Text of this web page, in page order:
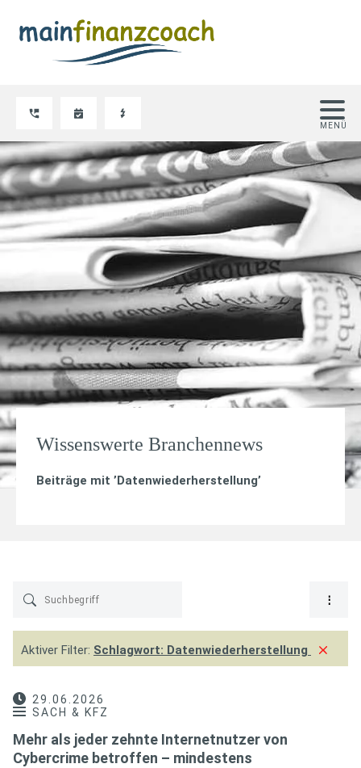
Wissenswerte Branchennews
Beiträge mit ’Datenwiederherstellung’
Aktiver Filter: Schlagwort: Datenwiederherstellung
29.06.2026
SACH & KFZ
Mehr als jeder zehnte Internetnutzer von
Cybercrime betroffen – mindestens